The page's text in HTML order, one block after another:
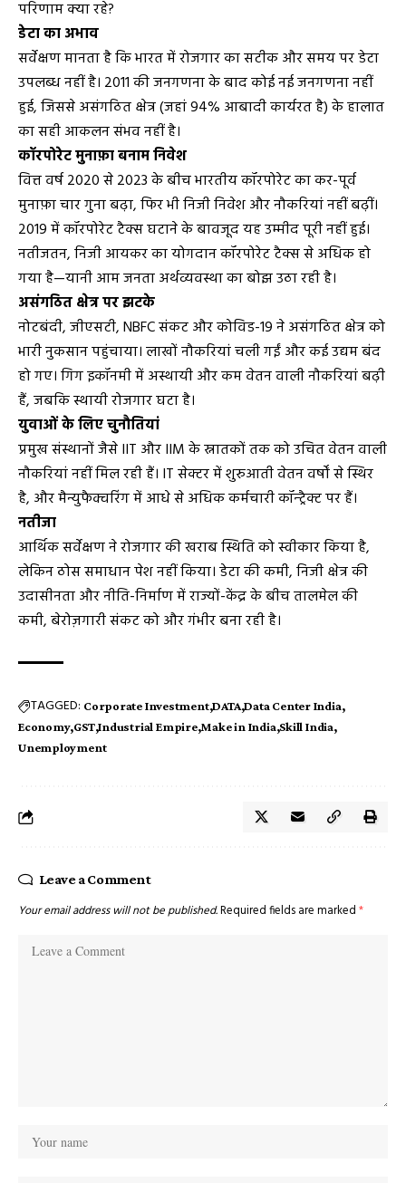
परिणाम क्या रहे?
डेटा का अभाव
सर्वेक्षण मानता है कि भारत में रोजगार का सटीक और समय पर डेटा
उपलब्ध नहीं है। 2011 की जनगणना के बाद कोई नई जनगणना नहीं
हुई, जिससे असंगठित क्षेत्र (जहां 94% आबादी कार्यरत है) के हालात
का सही आकलन संभव नहीं है।
कॉरपोरेट मुनाफ़ा बनाम निवेश
वित्त वर्ष 2020 से 2023 के बीच भारतीय कॉरपोरेट का कर-पूर्व
मुनाफ़ा चार गुना बढ़ा, फिर भी निजी निवेश और नौकरियां नहीं बढ़ीं।
2019 में कॉरपोरेट टैक्स घटाने के बावजूद यह उम्मीद पूरी नहीं हुई।
नतीजतन, निजी आयकर का योगदान कॉरपोरेट टैक्स से अधिक हो
गया है—यानी आम जनता अर्थव्यवस्था का बोझ उठा रही है।
असंगठित क्षेत्र पर झटके
नोटबंदी, जीएसटी, NBFC संकट और कोविड-19 ने असंगठित क्षेत्र को
भारी नुकसान पहुंचाया। लाखों नौकरियां चली गईं और कई उद्यम बंद
हो गए। गिग इकॉनमी में अस्थायी और कम वेतन वाली नौकरियां बढ़ी
हैं, जबकि स्थायी रोजगार घटा है।
युवाओं के लिए चुनौतियां
प्रमुख संस्थानों जैसे IIT और IIM के स्नातकों तक को उचित वेतन वाली
नौकरियां नहीं मिल रही हैं। IT सेक्टर में शुरुआती वेतन वर्षों से स्थिर
है, और मैन्युफैक्चरिंग में आधे से अधिक कर्मचारी कॉन्ट्रैक्ट पर हैं।
नतीजा
आर्थिक सर्वेक्षण ने रोजगार की खराब स्थिति को स्वीकार किया है,
लेकिन ठोस समाधान पेश नहीं किया। डेटा की कमी, निजी क्षेत्र की
उदासीनता और नीति-निर्माण में राज्यों-केंद्र के बीच तालमेल की
कमी, बेरोज़गारी संकट को और गंभीर बना रही है।
TAGGED: Corporate Investment DATA Data Center India
Economy GST Industrial Empire Make in India Skill India
Unemployment
Leave a Comment
Your email address will not be published.Required fields are marked *